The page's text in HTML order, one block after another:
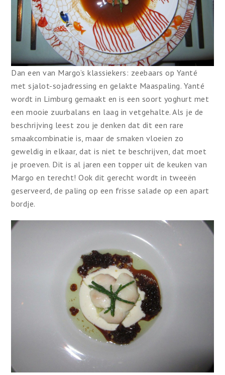
Dan een van Margo’s klassiekers: zeebaars op Yanté
met sjalot-sojadressing en gelakte Maaspaling. Yanté
wordt in Limburg gemaakt en is een soort yoghurt met
een mooie zuurbalans en laag in vetgehalte. Als je de
beschrijving leest zou je denken dat dit een rare
smaakcombinatie is, maar de smaken vloeien zo
geweldig in elkaar, dat is niet te beschrijven, dat moet
je proeven. Dit is al jaren een topper uit de keuken van
Margo en terecht! Ook dit gerecht wordt in tweeën
geserveerd, de paling op een frisse salade op een apart
bordje.